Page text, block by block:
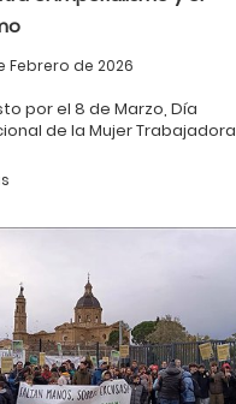
Febrero de 2026
por el 8 de Marzo, Día
de la Mujer Trabajadora